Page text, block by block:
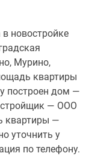
новостройке
Мурино,
квартиры
построен дом —
— ООО
квартиры —
уточнить у
по телефону.